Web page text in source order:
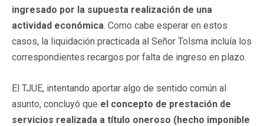
ingresado por la supuesta realización de una
actividad económica. Como cabe esperar en estos
casos, la liquidación practicada al Señor Tolsma incluía los
correspondientes recargos por falta de ingreso en plazo.
El TJUE, intentando aportar algo de sentido común al
asunto, concluyó que el concepto de prestación de
servicios realizada a título oneroso (hecho imponible